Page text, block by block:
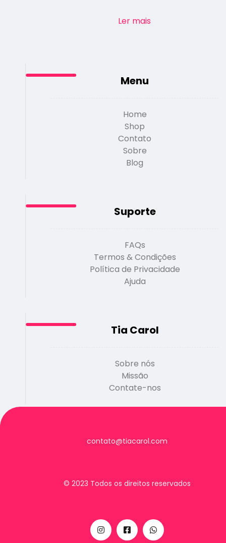
Ler mais
Menu
Home
Shop
Contato
Sobre
Blog
Suporte
FAQs
Termos & Condições
Política de Privacidade
Ajuda
Tia Carol
Sobre nós
Missão
Contate-nos
contato@tiacarol.com
© 2023 Todos os direitos reservados